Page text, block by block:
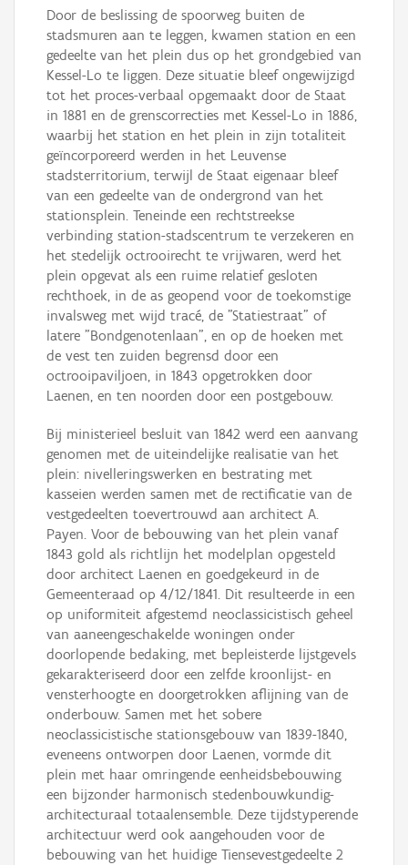
Door de beslissing de spoorweg buiten de
stadsmuren aan te leggen, kwamen station en een
gedeelte van het plein dus op het grondgebied van
Kessel-Lo te liggen. Deze situatie bleef ongewijzigd
tot het proces-verbaal opgemaakt door de Staat
in 1881 en de grenscorrecties met Kessel-Lo in 1886,
waarbij het station en het plein in zijn totaliteit
geïncorporeerd werden in het Leuvense
stadsterritorium, terwijl de Staat eigenaar bleef
van een gedeelte van de ondergrond van het
stationsplein. Teneinde een rechtstreekse
verbinding station-stadscentrum te verzekeren en
het stedelijk octrooirecht te vrijwaren, werd het
plein opgevat als een ruime relatief gesloten
rechthoek, in de as geopend voor de toekomstige
invalsweg met wijd tracé, de "Statiestraat" of
latere "Bondgenotenlaan", en op de hoeken met
de vest ten zuiden begrensd door een
octrooipaviljoen, in 1843 opgetrokken door
Laenen, en ten noorden door een postgebouw.
Bij ministerieel besluit van 1842 werd een aanvang
genomen met de uiteindelijke realisatie van het
plein: nivelleringswerken en bestrating met
kasseien werden samen met de rectificatie van de
vestgedeelten toevertrouwd aan architect A.
Payen. Voor de bebouwing van het plein vanaf
1843 gold als richtlijn het modelplan opgesteld
door architect Laenen en goedgekeurd in de
Gemeenteraad op 4/12/1841. Dit resulteerde in een
op uniformiteit afgestemd neoclassicistisch geheel
van aaneengeschakelde woningen onder
doorlopende bedaking, met bepleisterde lijstgevels
gekarakteriseerd door een zelfde kroonlijst- en
vensterhoogte en doorgetrokken aflijning van de
onderbouw. Samen met het sobere
neoclassicistische stationsgebouw van 1839-1840,
eveneens ontworpen door Laenen, vormde dit
plein met haar omringende eenheidsbebouwing
een bijzonder harmonisch stedenbouwkundig-
architecturaal totaalensemble. Deze tijdstyperende
architectuur werd ook aangehouden voor de
bebouwing van het huidige Tiensevestgedeelte 2